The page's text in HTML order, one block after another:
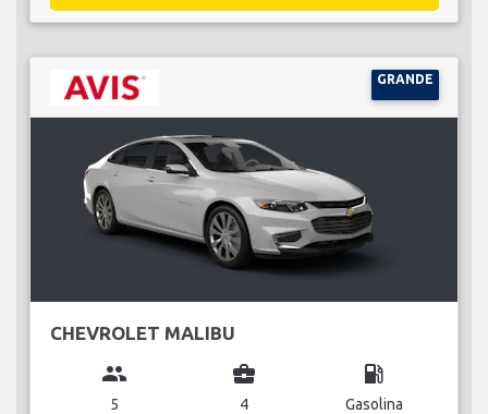
GRANDE
CHEVROLET MALIBU
group
5
business_center
4
local_gas_station
Gasolina